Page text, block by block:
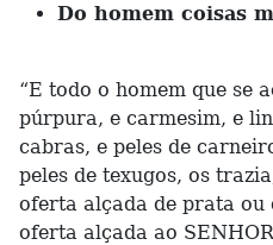
Do homem coisas
“E todo o homem que se
púrpura, e carmesim, e
cabras, e peles de
peles de texugos, os
oferta alçada de prata
oferta alçada ao